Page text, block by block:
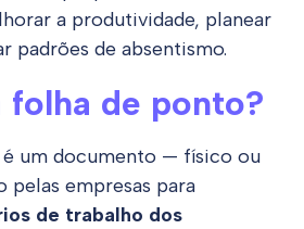
a produtividade, planear
padrões de absentismo.
folha de ponto?
um documento — físico ou
empresas para
de trabalho dos